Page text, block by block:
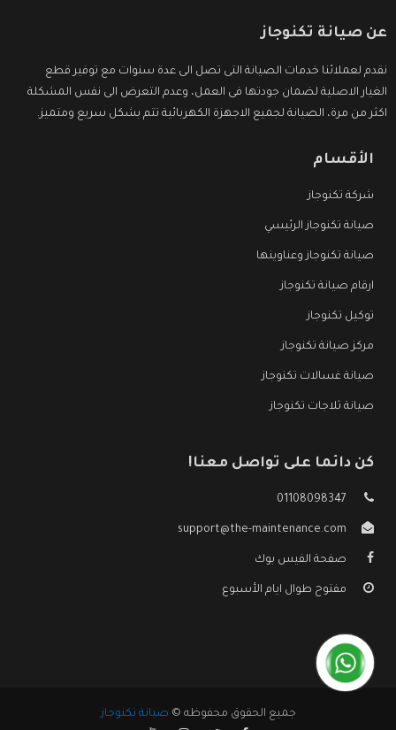
عن صيانة تكنوجاز
نقدم لعملائنا خدمات الصيانة التى تصل الى عدة سنوات مع توفير قطع
الغيار الاصلية لضمان جودتها فى العمل، وعدم التعرض الى نفس المشكلة
اكثر من مرة، الصيانة لجميع الاجهزة الكهربائية تتم بشكل سريع ومتميز.
الأقسام
شركة تكنوجاز
صيانة تكنوجاز الرئيسي
صيانة تكنوجاز وعناوينها
ارقام صيانة تكنوجاز
توكيل تكنوجاز
مركز صيانة تكنوجاز
صيانة غسالات تكنوجاز
صيانة ثلاجات تكنوجاز
كن دائما على تواصل معنا!
01108098347
support@the-maintenance.com
صفحة الفيس بوك
مفتوح طوال ايام الأسبوع
جميع الحقوق محفوظه © صيانة تكنوجاز